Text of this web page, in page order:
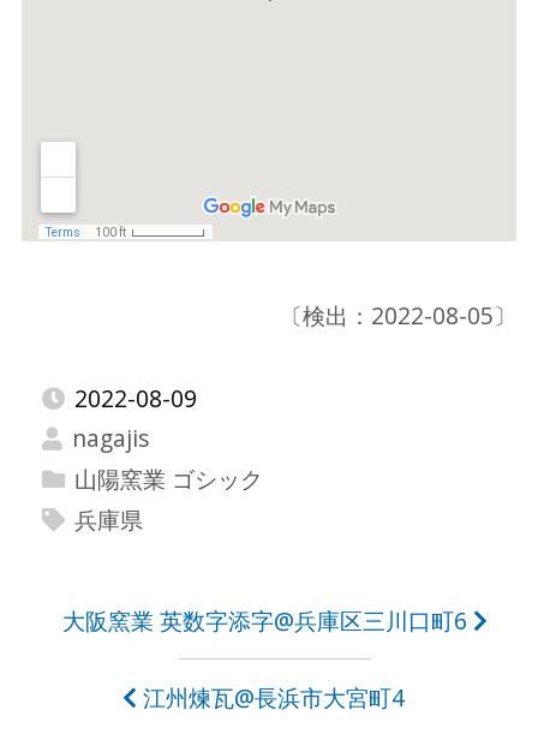
〔検出：2022-08-05〕
2022-08-09
nagajis
山陽窯業 ゴシック
兵庫県
大阪窯業 英数字添字@兵庫区三川口町6
江州煉瓦@長浜市大宮町4